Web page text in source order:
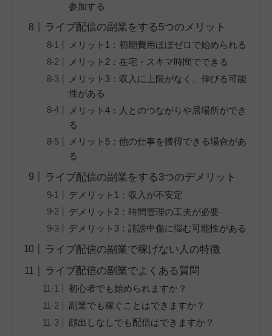
参加する
ライブ配信の副業をする5つのメリット
メリット1：初期費用ほぼゼロで始められる
メリット2：在宅・スキマ時間でできる
メリット3：収入に上限がなく、伸びる可能
性がある
メリット4：人とのつながりや居場所ができ
る
メリット5：他の仕事を獲得できる場合があ
る
ライブ配信の副業をする3つのデメリット
デメリット1：収入が不安定
デメリット2：時間管理の工夫が必要
デメリット3：誹謗中傷に悩む可能性がある
ライブ配信の副業で稼げない人の特徴
ライブ配信の副業でよくある質問
初心者でも始められますか？
副業でも稼ぐことはできますか？
顔出しなしでも配信はできますか？